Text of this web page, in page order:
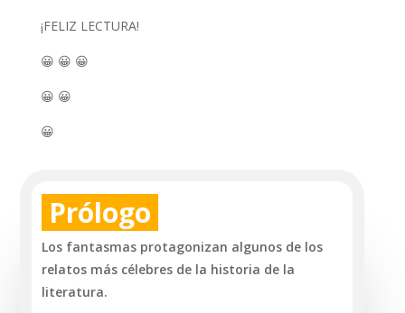
¡FELIZ LECTURA!
😀 😀 😀
😀 😀
😀
Prólogo
Los fantasmas protagonizan algunos de los
relatos más célebres de la historia de la
literatura.